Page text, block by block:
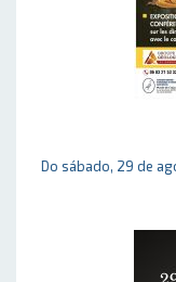
Do sábado, 29 de